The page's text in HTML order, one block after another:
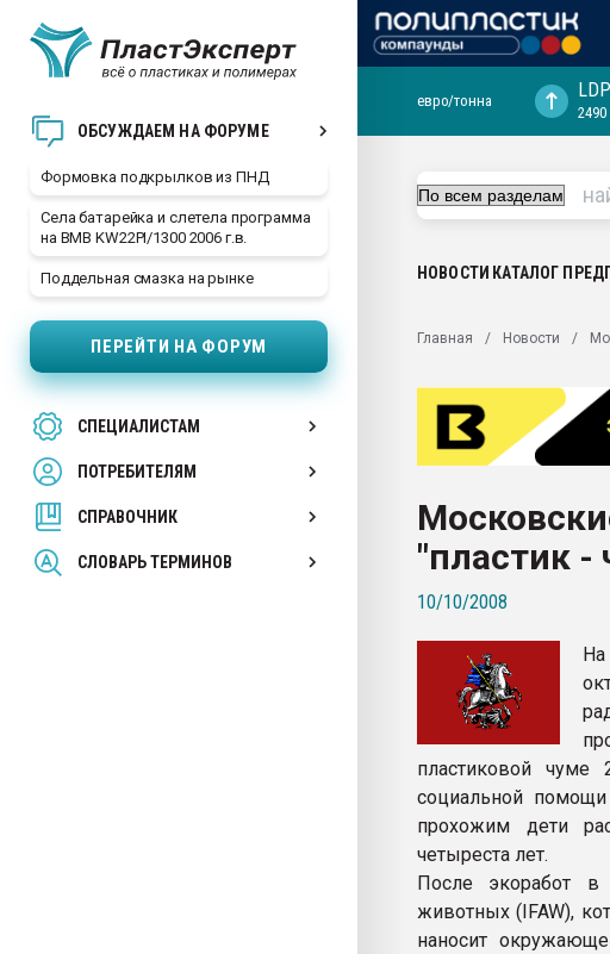
ОБСУЖДАЕМ НА ФОРУМЕ
Формовка подкрылков из ПНД
Села батарейка и слетела программа
на BMB KW22PI/1300 2006 г.в.
Поддельная смазка на рынке
ПЕРЕЙТИ НА ФОРУМ
СПЕЦИАЛИСТАМ
ПОТРЕБИТЕЛЯМ
СПРАВОЧНИК
СЛОВАРЬ ТЕРМИНОВ
29.07.2026 ФРП помог "Ижевскому
Вакуум-формовочные машины:
28.07.2026 Автоматизация
первый план в переработке
пластмасс
ситуацией на строительном рынке
Всё, что касается выдува ПЭТ
ПЕРЕЙТИ НА ФОРУМ
евро/тонна
2490
НОВОСТИ КАТАЛОГ
Главная Новости
"пластик -
10/10/2008
пластиковой чуме
социальной
прохожим дети
четыреста лет.
После экоработ в
животных (IFAW),
наносит